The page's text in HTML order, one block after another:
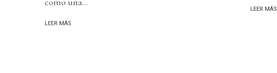
LEER MÁS
LEER MÁS